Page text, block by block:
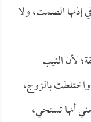
إذنها الصمت، ولا
لأن الثيب
بالزوج،
أنها تستحي،